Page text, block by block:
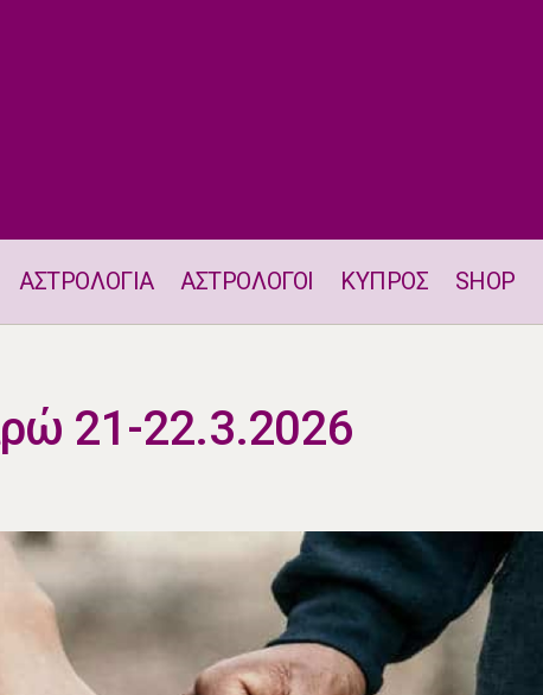
ΑΣΤΡΟΛΟΓΙΑ ΑΣΤΡΟΛΟΓΟΙ ΚΥΠΡΟΣ SHOP
21-22.3.2026